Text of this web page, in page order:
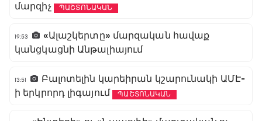
մարզիչ
ՊԱՇՏՈՆԱԿԱՆ
19:53
«Ալաշկերտը» մարզական հավաք
կանցկացնի Անթալիայում
13:51
Բալոտելին կարեիրան կշարունակի ԱՄԷ-
ի երկրորդ լիգայում
ՊԱՇՏՈՆԱԿԱՆ